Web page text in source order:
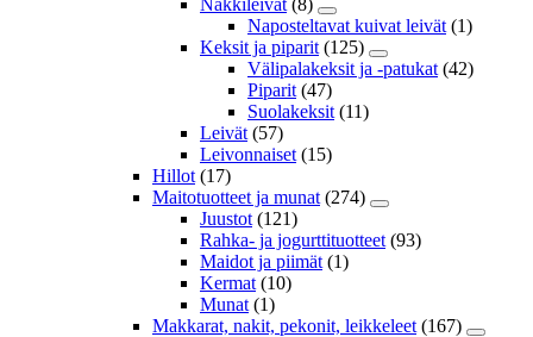
Näkkileivät (8)
Naposteltavat kuivat leivät (1)
Keksit ja piparit (125)
Välipalakeksit ja -patukat (42)
Piparit (47)
Suolakeksit (11)
Leivät (57)
Leivonnaiset (15)
Hillot (17)
Maitotuotteet ja munat (274)
Juustot (121)
Rahka- ja jogurttituotteet (93)
Maidot ja piimät (1)
Kermat (10)
Munat (1)
Makkarat, nakit, pekonit, leikkeleet (167)